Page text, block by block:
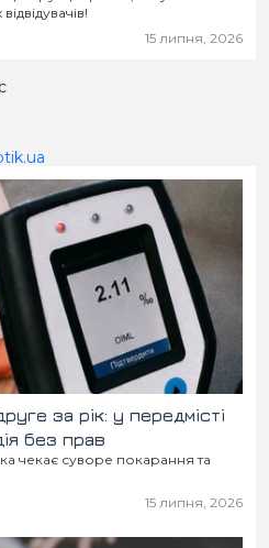
15 липня, 2026
за рік: у передмісті
без прав
чекає суворе покарання та
15 липня, 2026